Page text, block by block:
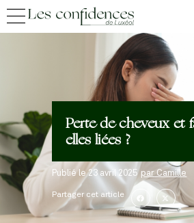
Perte de cheveux et
elles liées ?
Publié le23 avril 2025 par Camille
Partager cet article